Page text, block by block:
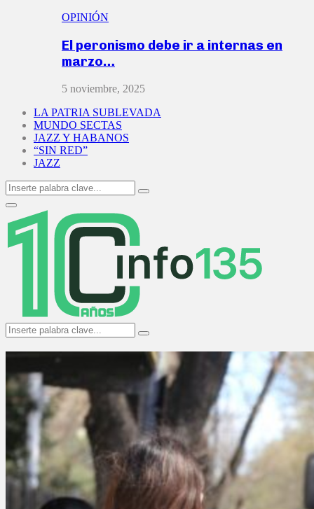
OPINIÓN
El peronismo debe ir a internas en
marzo…
5 noviembre, 2025
LA PATRIA SUBLEVADA
MUNDO SECTAS
JAZZ Y HABANOS
“SIN RED”
JAZZ
Search
for:
Search
Primary
Menu
Search
for:
Search